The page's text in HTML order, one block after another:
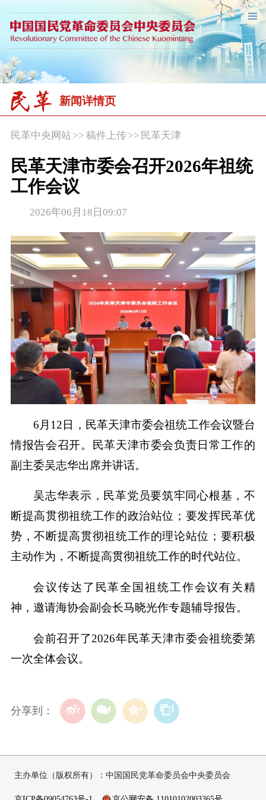
新闻详情页
民革中央网站>> 稿件上传 >> 民革天津
民革天津市委会召开2026年祖统
工作会议
2026年06月18日09:07
6月12日，民革天津市委会祖统工作会议暨台
情报告会召开。民革天津市委会负责日常工作的
副主委吴志华出席并讲话。
吴志华表示，民革党员要筑牢同心根基，不
断提高贯彻祖统工作的政治站位；要发挥民革优
势，不断提高贯彻祖统工作的理论站位；要积极
主动作为，不断提高贯彻祖统工作的时代站位。
会议传达了民革全国祖统工作会议有关精
神，邀请海协会副会长马晓光作专题辅导报告。
会前召开了2026年民革天津市委会祖统委第
一次全体会议。
分享到：
主办单位（版权所有）：中国国民党革命委员会中央委员会